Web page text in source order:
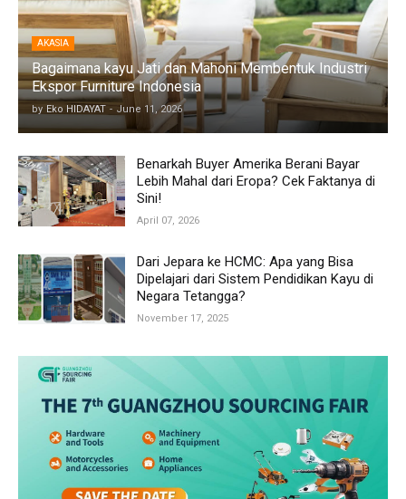
AKASIA
Bagaimana kayu Jati dan Mahoni Membentuk Industri
Ekspor Furniture Indonesia
by Eko HIDAYAT - June 11, 2026
Benarkah Buyer Amerika Berani Bayar
Lebih Mahal dari Eropa? Cek Faktanya di
Sini!
April 07, 2026
Dari Jepara ke HCMC: Apa yang Bisa
Dipelajari dari Sistem Pendidikan Kayu di
Negara Tetangga?
November 17, 2025